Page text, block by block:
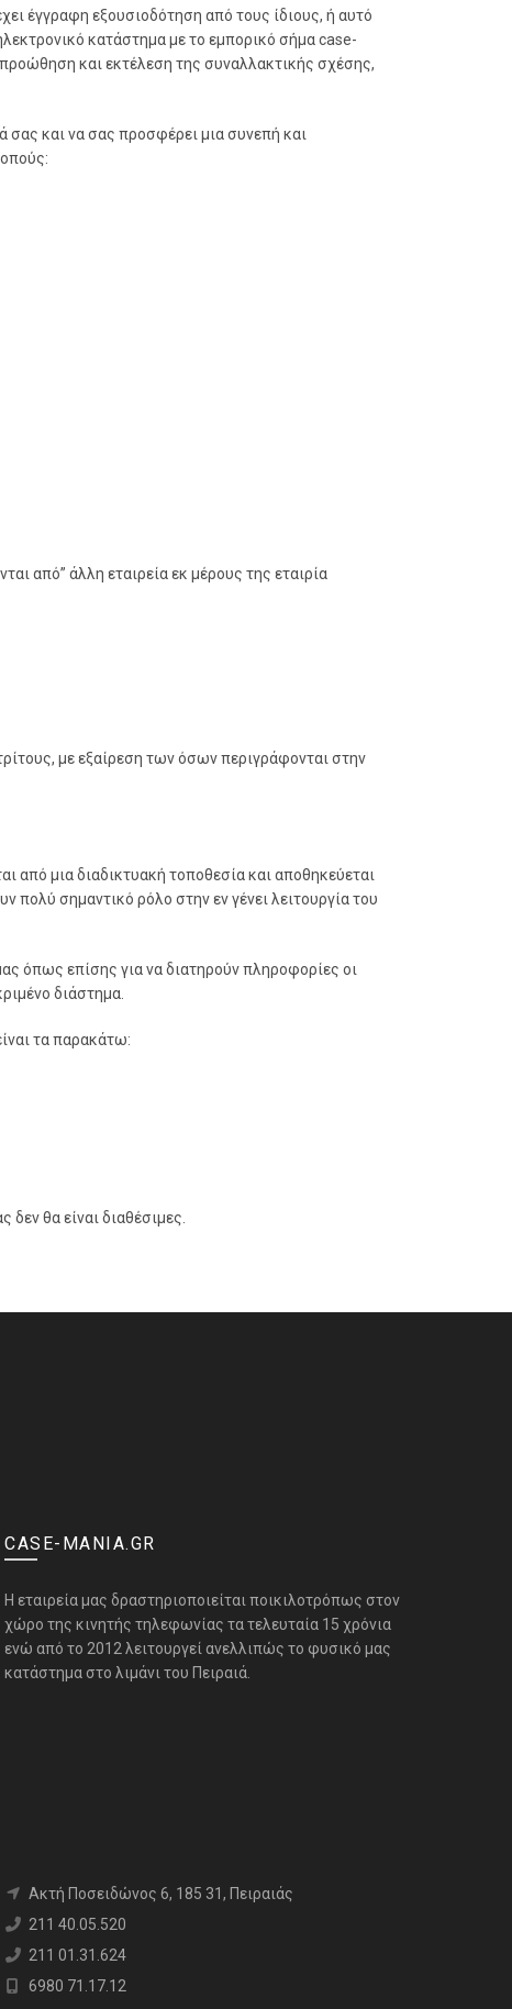
έγγραφη εξουσιοδότηση από τους ίδιους, ή αυτό
κατάστημα με το εμπορικό σήμα case-
και εκτέλεση της συναλλακτικής σχέσης,
σας και να σας προσφέρει μια συνεπή και
από” άλλη εταιρεία εκ μέρους της εταιρία
με εξαίρεση των όσων περιγράφονται στην
από μια διαδικτυακή τοποθεσία και αποθηκεύεται
σημαντικό ρόλο στην εν γένει λειτουργία του
όπως επίσης για να διατηρούν πληροφορίες οι
διάστημα.
τα παρακάτω:
θα είναι διαθέσιμες.
CASE-MANIA.GR
H εταιρεία μας δραστηριοποιείται ποικιλοτρόπως στον
χώρο της κινητής τηλεφωνίας τα τελευταία 15 χρόνια
ενώ από το 2012 λειτουργεί ανελλιπώς το φυσικό μας
κατάστημα στο λιμάνι του Πειραιά.
Aκτή Ποσειδώνος 6, 185 31, Πειραιάς
211 40.05.520
211 01.31.624
6980 71.17.12